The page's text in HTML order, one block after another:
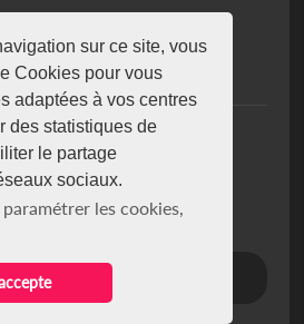
sur ce site, vous
Cookies pour vous
adaptées à vos centres
des statistiques de
le partage
sociaux.
les cookies,
93
newsletter